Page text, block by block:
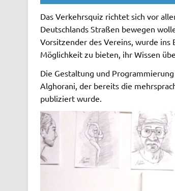
Das Verkehrsquiz richtet sich vor
Deutschlands Straßen bewegen
Vorsitzender des Vereins, wurde ins
Möglichkeit zu bieten, ihr Wissen
Die Gestaltung und
Alghorani, der bereits die
publiziert wurde.